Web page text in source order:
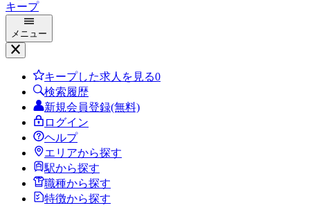
キープ
メニュー
キープした求人を見る0
検索履歴
新規会員登録(無料)
ログイン
ヘルプ
エリアから探す
駅から探す
職種から探す
特徴から探す